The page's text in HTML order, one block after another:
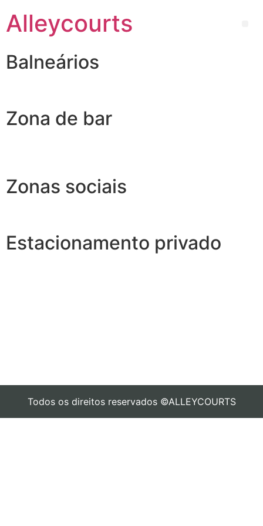
Alleycourts
Balneários
Zona de bar
Zonas sociais
Estacionamento privado
Todos os direitos reservados ©ALLEYCOURTS